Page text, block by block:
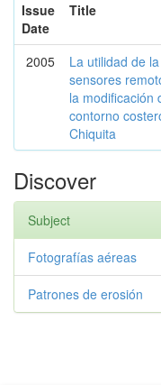
Issue
Date
Title
2005
La utilidad de
sensores
la modificación
contorno
Chiquita
Discover
Subject
Fotografías aéreas
Patrones de erosión